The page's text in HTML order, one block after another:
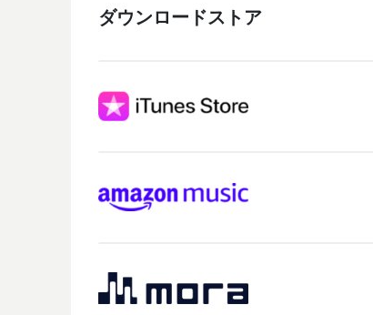
ダウンロードストア